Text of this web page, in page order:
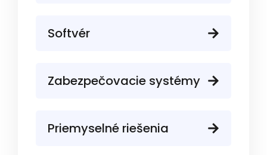
Softvér
Zabezpečovacie systémy
Priemyselné riešenia